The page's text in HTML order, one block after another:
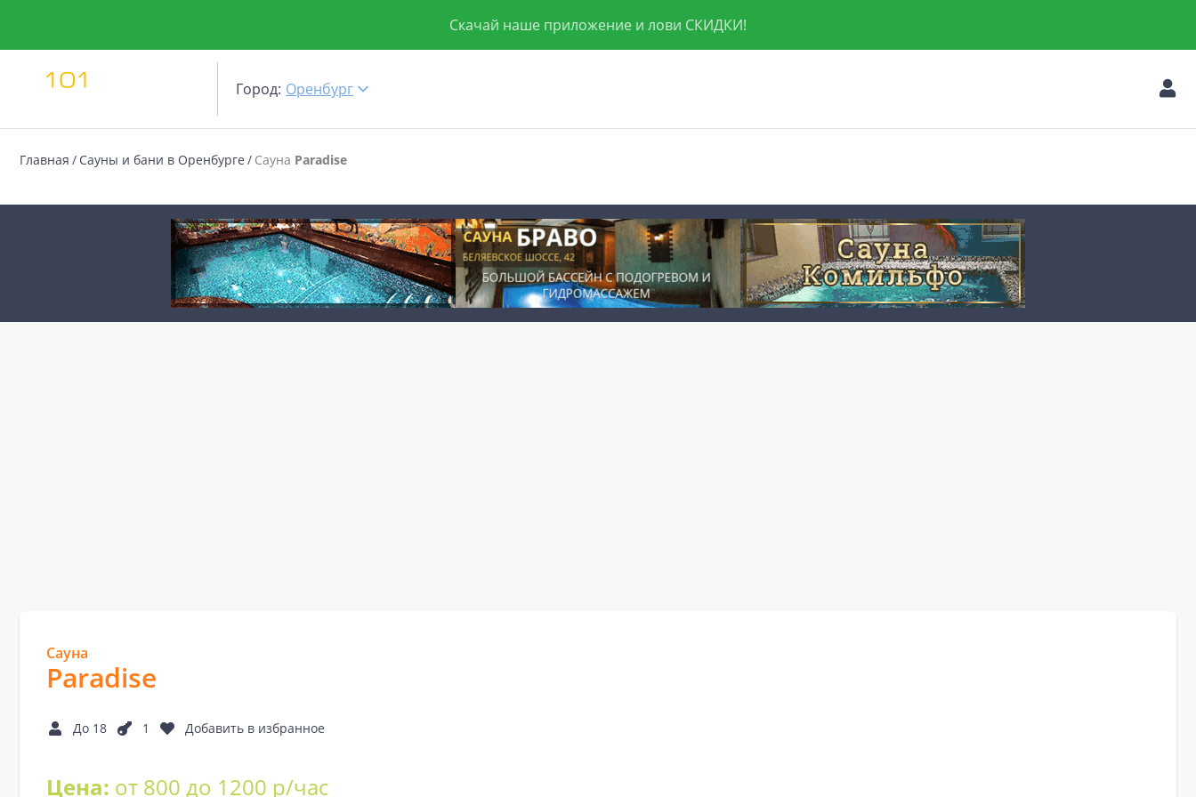
Скачай наше приложение и лови СКИДКИ!
Город: Оренбург
Главная Сауны и бани в Оренбурге Сауна Paradise
Сауна
Paradise
До 18 1 Добавить в избранное
Цена: от 800 до 1200 р/час